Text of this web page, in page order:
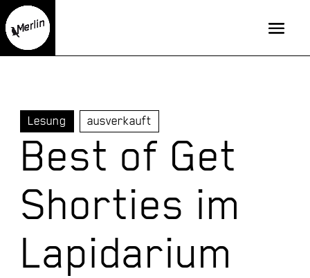
Lesung ausverkauft
Best of Get
Shorties im
Lapidarium